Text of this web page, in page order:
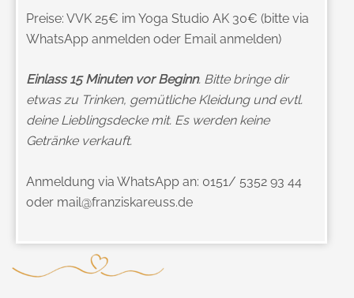
Preise: VVK 25€ im Yoga Studio AK 30€ (bitte via
WhatsApp anmelden oder Email anmelden)
Einlass 15 Minuten vor Beginn. Bitte bringe dir
etwas zu Trinken, gemütliche Kleidung und evtl.
deine Lieblingsdecke mit. Es werden keine
Getränke verkauft.
Anmeldung via WhatsApp an: 0151/ 5352 93 44
oder mail@franziskareuss.de